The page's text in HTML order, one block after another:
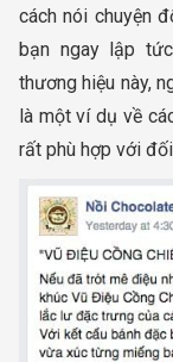
cách nói chuyện
bạn ngay lập
thương hiệu này,
là một ví dụ về
rất phù hợp với